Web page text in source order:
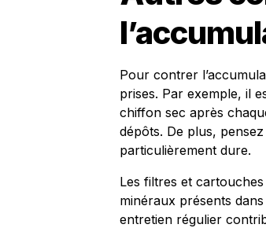
Pour contrer
prises. Par exemple, il
chiffon sec après
dépôts. De plus,
particulièrement dure.
Les filtres et
minéraux présents
entretien régulier